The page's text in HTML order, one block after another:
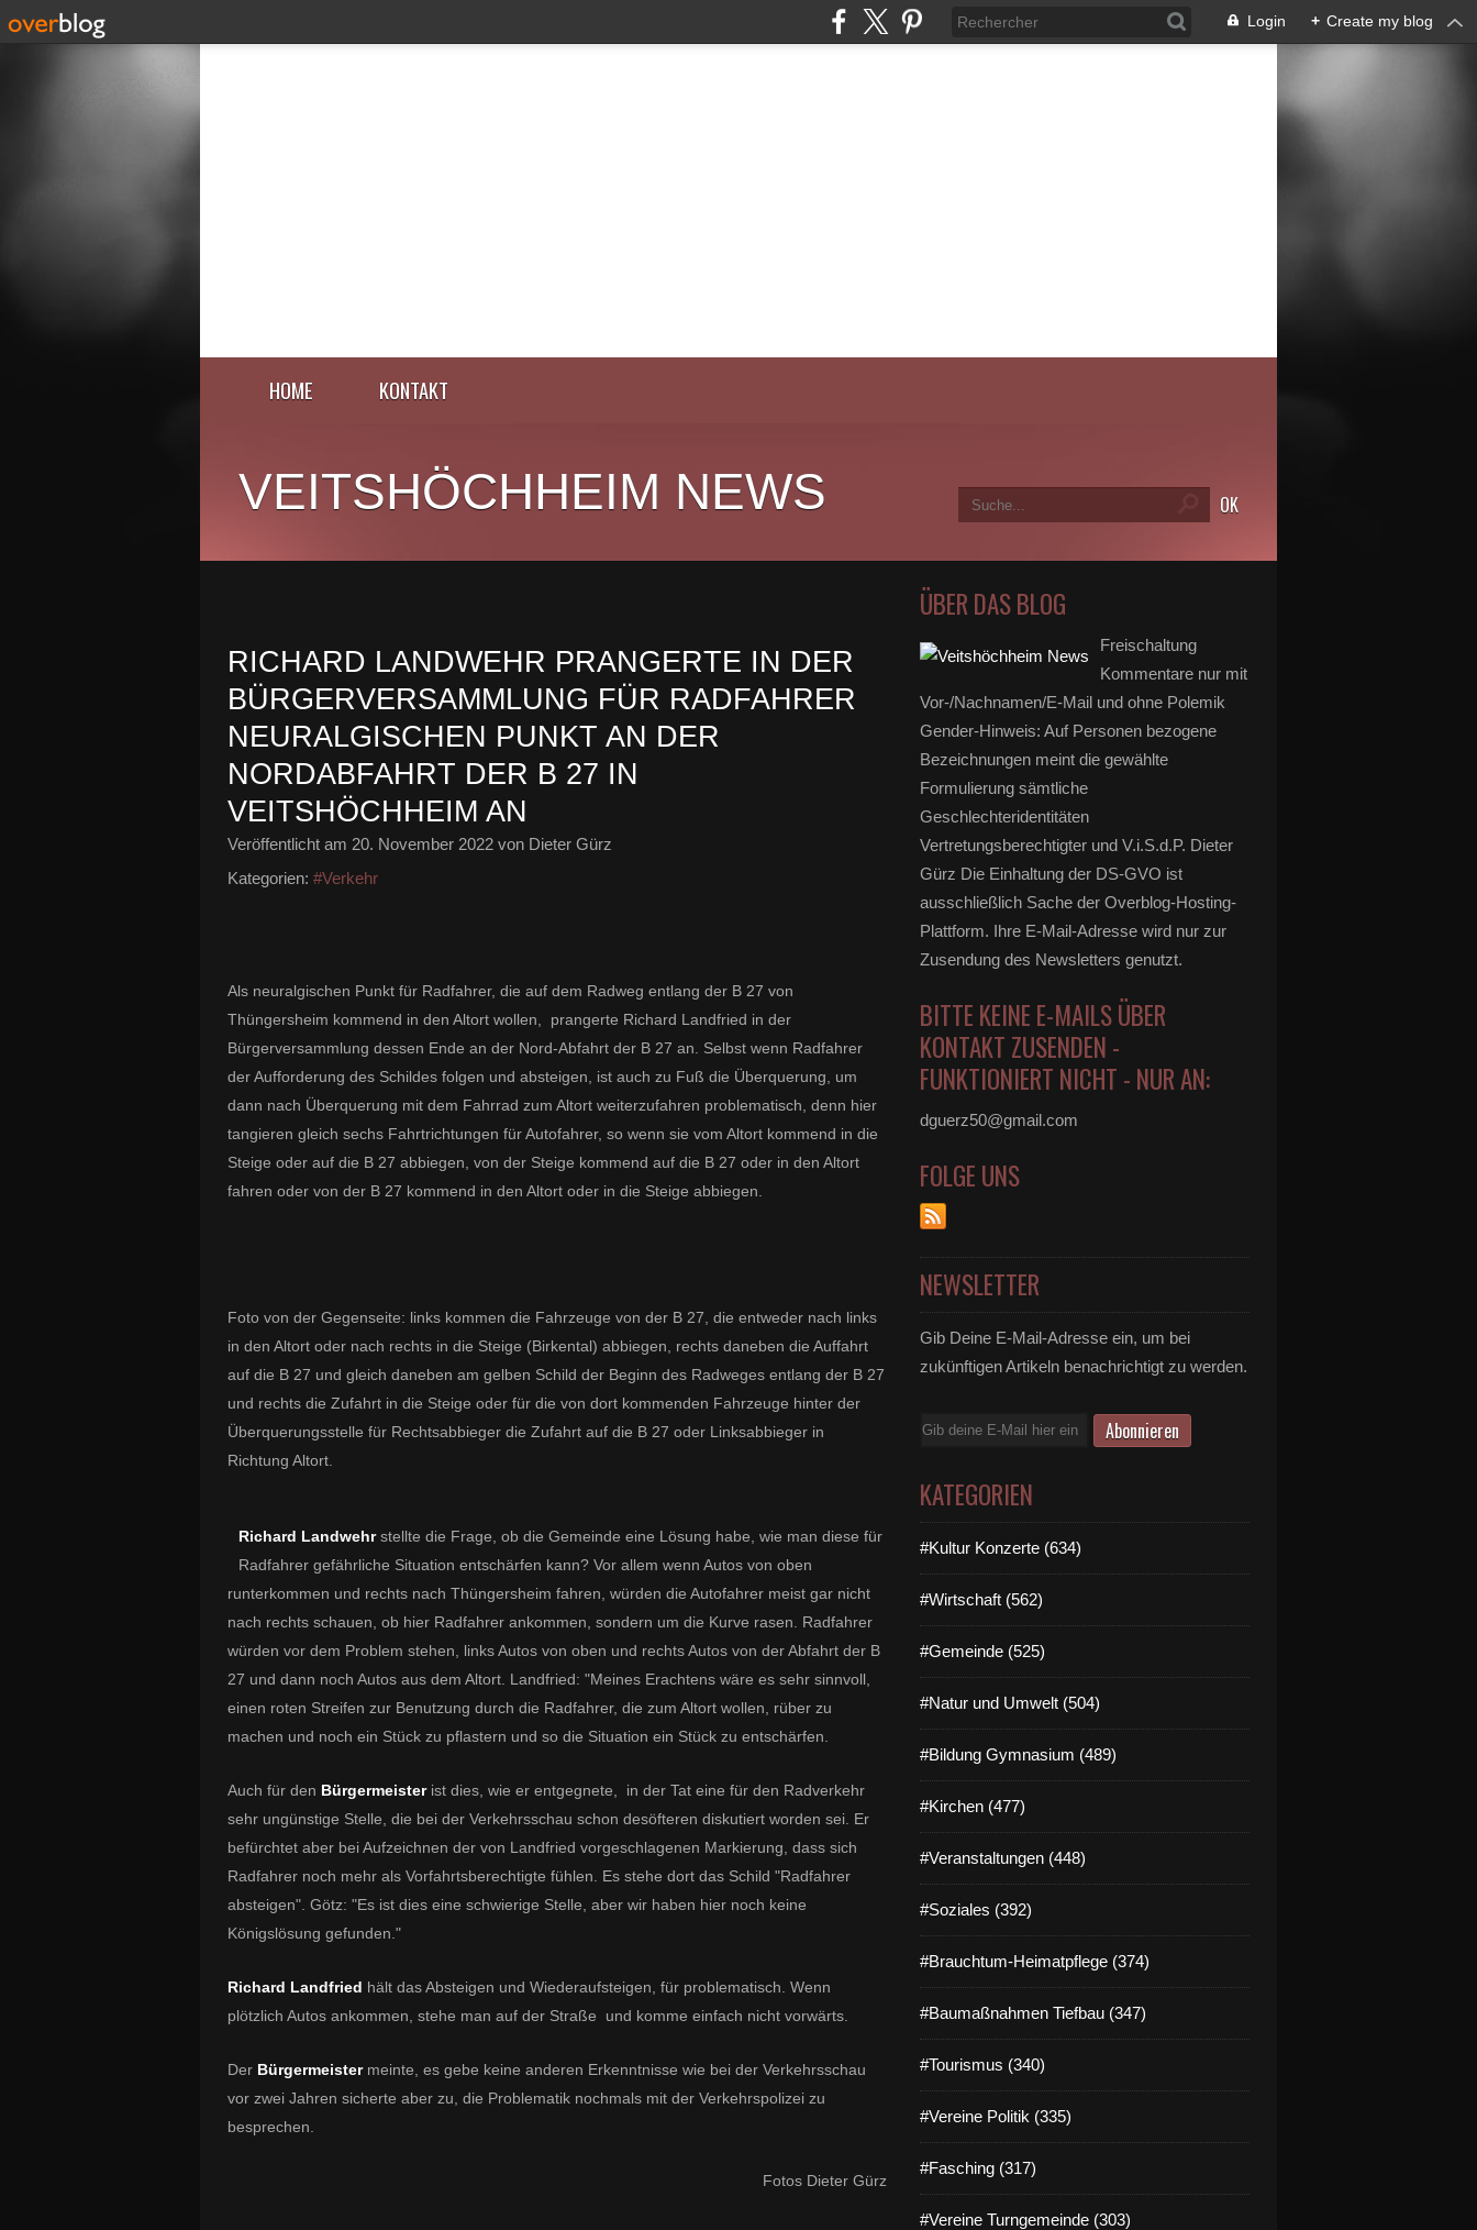
Login + Create my blog
HOME KONTAKT
VEITSHÖCHHEIM NEWS
RICHARD LANDWEHR PRANGERTE IN DER
BÜRGERVERSAMMLUNG FÜR RADFAHRER
NEURALGISCHEN PUNKT AN DER
NORDABFAHRT DER B 27 IN
VEITSHÖCHHEIM AN
Veröffentlicht am 20. November 2022 von Dieter Gürz
Kategorien: #Verkehr
Als neuralgischen Punkt für Radfahrer, die auf dem Radweg entlang der B 27 von
Thüngersheim kommend in den Altort wollen, prangerte Richard Landfried in der
Bürgerversammlung dessen Ende an der Nord-Abfahrt der B 27 an. Selbst wenn Radfahrer
der Aufforderung des Schildes folgen und absteigen, ist auch zu Fuß die Überquerung, um
dann nach Überquerung mit dem Fahrrad zum Altort weiterzufahren problematisch, denn hier
tangieren gleich sechs Fahrtrichtungen für Autofahrer, so wenn sie vom Altort kommend in die
Steige oder auf die B 27 abbiegen, von der Steige kommend auf die B 27 oder in den Altort
fahren oder von der B 27 kommend in den Altort oder in die Steige abbiegen.
Foto von der Gegenseite: links kommen die Fahrzeuge von der B 27, die entweder nach links
in den Altort oder nach rechts in die Steige (Birkental) abbiegen, rechts daneben die Auffahrt
auf die B 27 und gleich daneben am gelben Schild der Beginn des Radweges entlang der B 27
und rechts die Zufahrt in die Steige oder für die von dort kommenden Fahrzeuge hinter der
Überquerungsstelle für Rechtsabbieger die Zufahrt auf die B 27 oder Linksabbieger in
Richtung Altort.
Richard Landwehrstellte die Frage, ob die Gemeinde eine Lösung habe, wie man diese für
Radfahrer gefährliche Situation entschärfen kann? Vor allem wenn Autos von oben
runterkommen und rechts nach Thüngersheim fahren, würden die Autofahrer meist gar nicht
nach rechts schauen, ob hier Radfahrer ankommen, sondern um die Kurve rasen. Radfahrer
würden vor dem Problem stehen, links Autos von oben und rechts Autos von der Abfahrt der B
27 und dann noch Autos aus dem Altort. Landfried: "Meines Erachtens wäre es sehr sinnvoll,
einen roten Streifen zur Benutzung durch die Radfahrer, die zum Altort wollen, rüber zu
machen und noch ein Stück zu pflastern und so die Situation ein Stück zu entschärfen.
Auch für den Bürgermeister ist dies, wie er entgegnete, in der Tat eine für den Radverkehr
sehr ungünstige Stelle, die bei der Verkehrsschau schon desöfteren diskutiert worden sei. Er
befürchtet aber bei Aufzeichnen der von Landfried vorgeschlagenen Markierung, dass sich
Radfahrer noch mehr als Vorfahrtsberechtigte fühlen. Es stehe dort das Schild "Radfahrer
absteigen". Götz: "Es ist dies eine schwierige Stelle, aber wir haben hier noch keine
Königslösung gefunden."
Richard Landfried hält das Absteigen und Wiederaufsteigen, für problematisch. Wenn
plötzlich Autos ankommen, stehe man auf der Straße und komme einfach nicht vorwärts.
Der Bürgermeister meinte, es gebe keine anderen Erkenntnisse wie bei der Verkehrsschau
vor zwei Jahren sicherte aber zu, die Problematik nochmals mit der Verkehrspolizei zu
besprechen.
Fotos Dieter Gürz
ÜBER DAS BLOG
Freischaltung
Kommentare nur mit
Vor-/Nachnamen/E-Mail und ohne Polemik
Gender-Hinweis: Auf Personen bezogene
Bezeichnungen meint die gewählte
Formulierung sämtliche
Geschlechteridentitäten
Vertretungsberechtigter und V.i.S.d.P. Dieter
Gürz Die Einhaltung der DS-GVO ist
ausschließlich Sache der Overblog-Hosting-
Plattform. Ihre E-Mail-Adresse wird nur zur
Zusendung des Newsletters genutzt.
BITTE KEINE E-MAILS ÜBER
KONTAKT ZUSENDEN -
FUNKTIONIERT NICHT - NUR AN:
dguerz50@gmail.com
FOLGE UNS
NEWSLETTER
Gib Deine E-Mail-Adresse ein, um bei
zukünftigen Artikeln benachrichtigt zu werden.
E-
KATEGORIEN
#Kultur Konzerte (634)
#Wirtschaft (562)
#Gemeinde (525)
#Natur und Umwelt (504)
#Bildung Gymnasium (489)
#Kirchen (477)
#Veranstaltungen (448)
#Soziales (392)
#Brauchtum-Heimatpflege (374)
#Baumaßnahmen Tiefbau (347)
#Tourismus (340)
#Vereine Politik (335)
#Fasching (317)
#Vereine Turngemeinde (303)